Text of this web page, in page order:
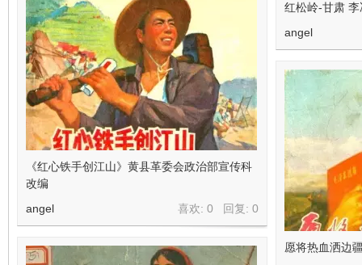
红松岭-甘肃 李
angel
《红心铁手创江山》黄县革委会政治部宣传科
改编
喜欢: 0 回复: 0
angel
愿将热血洒边